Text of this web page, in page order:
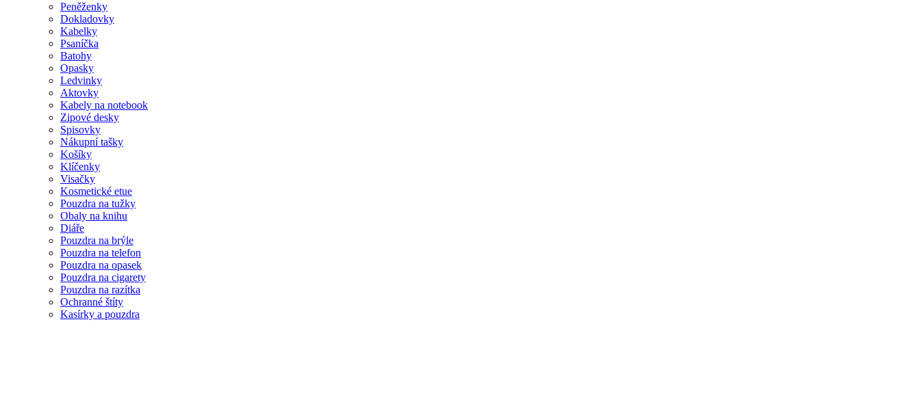
Peněženky
Dokladovky
Kabelky
Psaníčka
Batohy
Opasky
Ledvinky
Aktovky
Kabely na notebook
Zipové desky
Spisovky
Nákupní tašky
Košíky
Klíčenky
Visačky
Kosmetické etue
Pouzdra na tužky
Obaly na knihu
Diáře
Pouzdra na brýle
Pouzdra na telefon
Pouzdra na opasek
Pouzdra na cigarety
Pouzdra na razítka
Ochranné štíty
Kasírky a pouzdra